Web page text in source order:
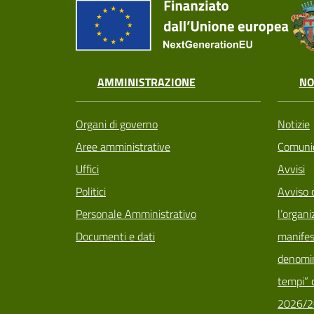
AMMINISTRAZIONE
Organi di governo
Aree amministrative
Uffici
Politici
Personale Amministrativo
Documenti e dati
Notizie
Avvisi
Avviso
tempi”
2026/